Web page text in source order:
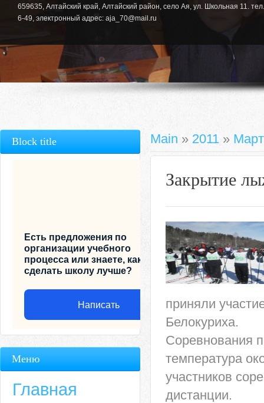
659635, Алтайский край, Алтайский район, село Ая, ул. Школьная 11.
6-49, электронный адрес: aja_70@mail.ru
Main » 2011 » Март
Закрытие
приняли
Белокуриха.
Соревнования
температура
участников
дистанции.
Block title
Есть предложения по
организации учебного
процесса или знаете, как
сделать школу лучше?
Написать
Меню
Главная